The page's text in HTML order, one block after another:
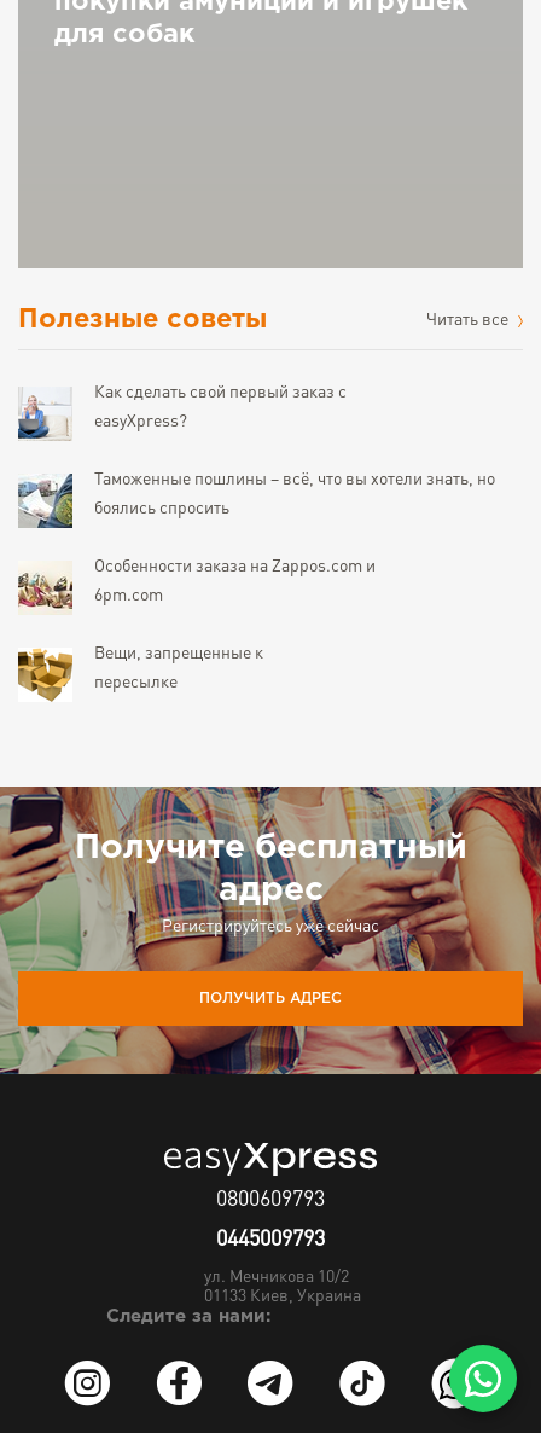
для собак
Полезные советы Читать все
Как сделать свой первый заказ с
easyXpress?
Таможенные пошлины – всё, что вы хотели знать, но
боялись спросить
Особенности заказа на Zappos.com и
6pm.com
Вещи, запрещенные к
пересылке
Получите бесплатный
адрес
Регистрируйтесь уже сейчас
ПОЛУЧИТЬ АДРЕС
0800609793
0445009793
ул. Мечникова 10/2
01133 Киев, Украина
Следите за нами: